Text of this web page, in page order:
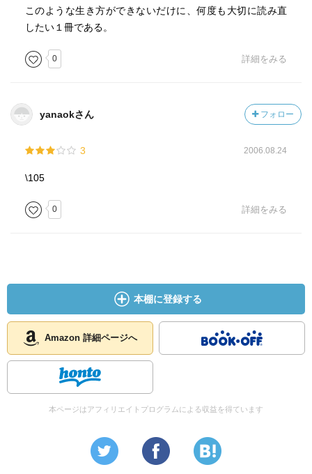
このような生き方ができないだけに、何度も大切に読み直
したい１冊である。
0 詳細をみる
yanaokさん フォロー
3 2006.08.24
\105
0 詳細をみる
本棚に登録する
Amazon 詳細ページへ
本ページはアフィリエイトプログラムによる収益を得ています